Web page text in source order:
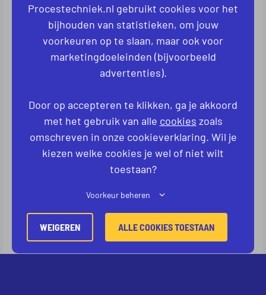
CONTACT INFORMATIE
Adres: Svedexweg 21
Postcode: 7051 DN
Stad: Varsseveld
Svedex binnendeuren
Procestechniek.nl gebruikt cookies voor het
bijhouden van statistieken, om jouw
voorkeuren op te slaan, maar ook voor
marketingdoeleinden (bijvoorbeeld
advertenties).
Door op accepteren te klikken, ga je akkoord
met het gebruik van alle cookies zoals
omschreven in onze cookieverklaring. Wil je
kiezen welke cookies je wel of niet wilt
toestaan?
Voorkeur beheren
WEIGEREN ALLE COOKIES TOESTAAN